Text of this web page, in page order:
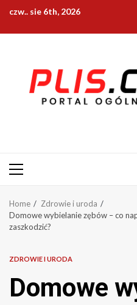
content
czw.. sie 6th, 2026
Primary
Home
Zdrowie i uroda
Domowe wybielanie zębów – co
zaszkodzić?
ZDROWIE I URODA
Domowe